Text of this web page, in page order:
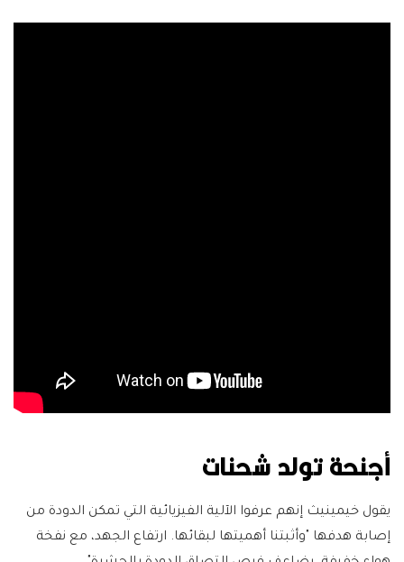
أجنحة تولد شحنات
يقول خيمينيث إنهم عرفوا الآلية الفيزيائية التي تمكن الدودة من
إصابة هدفها "وأثبتنا أهميتها لبقائها. ارتفاع الجهد، مع نفخة